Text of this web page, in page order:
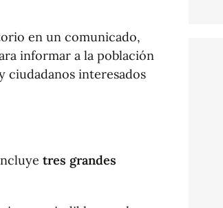
en un comunicado,
informar a la población
ciudadanos interesados
tres grandes